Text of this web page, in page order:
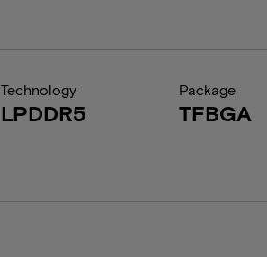
Technology
LPDDR5
Package
TFBGA